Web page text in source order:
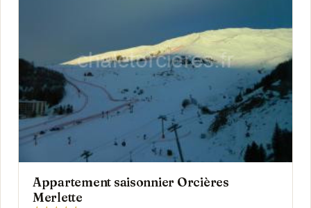
Appartement saisonnier Orcières
Merlette